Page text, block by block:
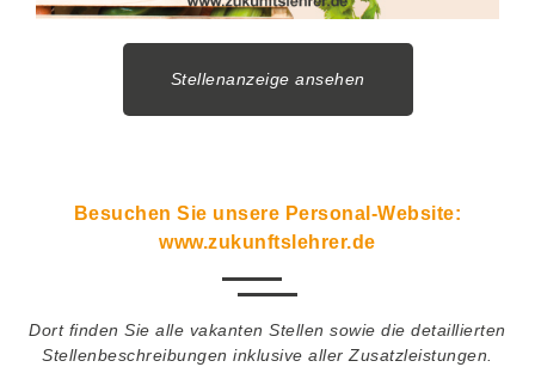
Stellenanzeige ansehen
Besuchen Sie unsere Personal-Website:
www.zukunftslehrer.de
Dort finden Sie alle vakanten Stellen sowie die detaillierten
Stellenbeschreibungen inklusive aller Zusatzleistungen.